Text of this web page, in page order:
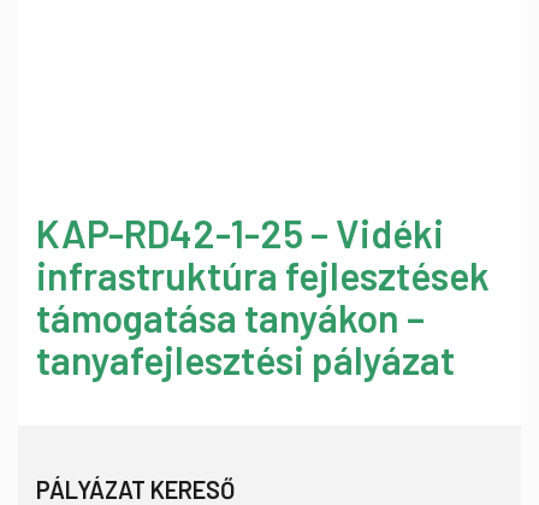
KAP-RD42-1-25 – Vidéki
infrastruktúra fejlesztések
támogatása tanyákon –
tanyafejlesztési pályázat
PÁLYÁZAT KERESŐ